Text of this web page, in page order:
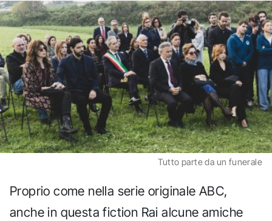
Tutto parte da un funerale
Proprio come nella serie originale ABC,
anche in questa fiction Rai alcune amiche